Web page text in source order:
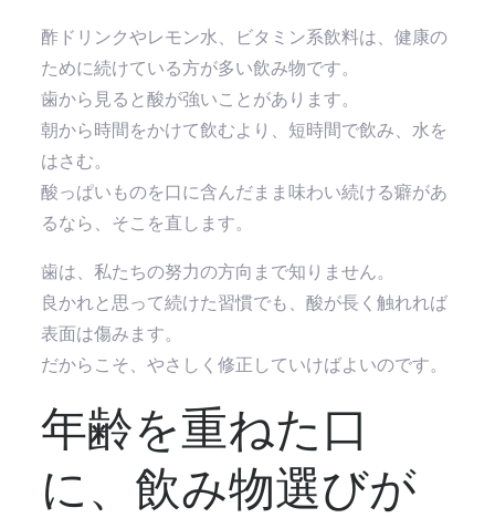
酢ドリンクやレモン水、ビタミン系飲料は、健康の
ために続けている方が多い飲み物です。
歯から見ると酸が強いことがあります。
朝から時間をかけて飲むより、短時間で飲み、水を
はさむ。
酸っぱいものを口に含んだまま味わい続ける癖があ
るなら、そこを直します。
歯は、私たちの努力の方向まで知りません。
良かれと思って続けた習慣でも、酸が長く触れれば
表面は傷みます。
だからこそ、やさしく修正していけばよいのです。
年齢を重ねた口
に、飲み物選びが